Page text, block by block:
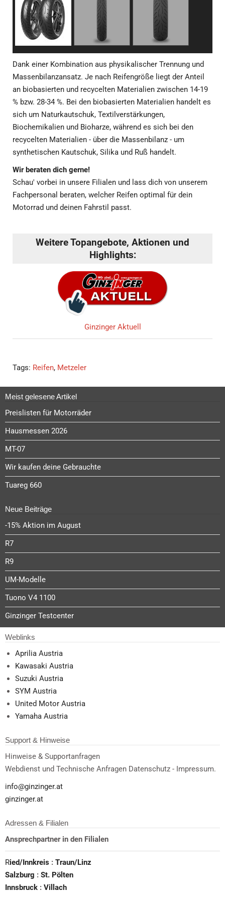
Dank einer Kombination aus physikalischer Trennung und
Massenbilanzansatz. Je nach Reifengröße liegt der Anteil
an biobasierten und recycelten Materialien zwischen 14-19
% bzw. 28-34 %. Bei den biobasierten Materialien handelt es
sich um Naturkautschuk, Textilverstärkungen,
Biochemikalien und Bioharze, während es sich bei den
recycelten Materialien - über die Massenbilanz - um
synthetischen Kautschuk, Silika und Ruß handelt.
Wir beraten dich gerne!
Schau' vorbei in unsere Filialen und lass dich von unserem
Fachpersonal beraten, welcher Reifen optimal für dein
Motorrad und deinen Fahrstil passt.
Weitere Topangebote, Aktionen und
Highlights:
Ginzinger Aktuell
Tags: Reifen, Metzeler
Meist gelesene Artikel
Preislisten für Motorräder
Hausmessen 2026
MT-07
Wir kaufen deine Gebrauchte
Tuareg 660
Neue Beiträge
-15% Aktion im August
R7
R9
UM-Modelle
Tuono V4 1100
Ginzinger Testcenter
Weblinks
Aprilia Austria
Kawasaki Austria
Suzuki Austria
SYM Austria
United Motor Austria
Yamaha Austria
Support & Hinweise
Hinweise & Supportanfragen
Webdienst und Technische Anfragen Datenschutz - Impressum.
info@ginzinger.at
ginzinger.at
Adressen & Filialen
Ansprechpartner in den Filialen
Ried/Innkreis : Traun/Linz
Salzburg : St. Pölten
Innsbruck : Villach